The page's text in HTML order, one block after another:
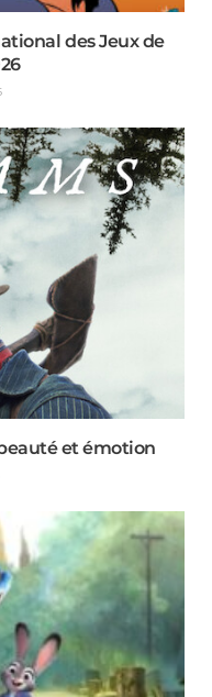
des Jeux de
et émotion